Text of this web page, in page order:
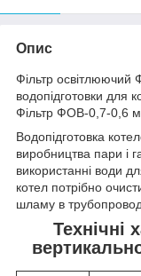
Опис
Фільтр освітлюючий
водопідготовки для
Фільтр ФОВ-0,7-0,6
Водопідготовка
виробництва пари і
використанні води
котел потрібно
шламу в
Технічні